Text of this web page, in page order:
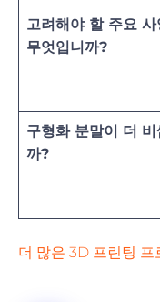
고려해야 할 주요 사
무엇입니까?
구형화 분말이 더 비
까?
더 많은 3D 프린팅 프